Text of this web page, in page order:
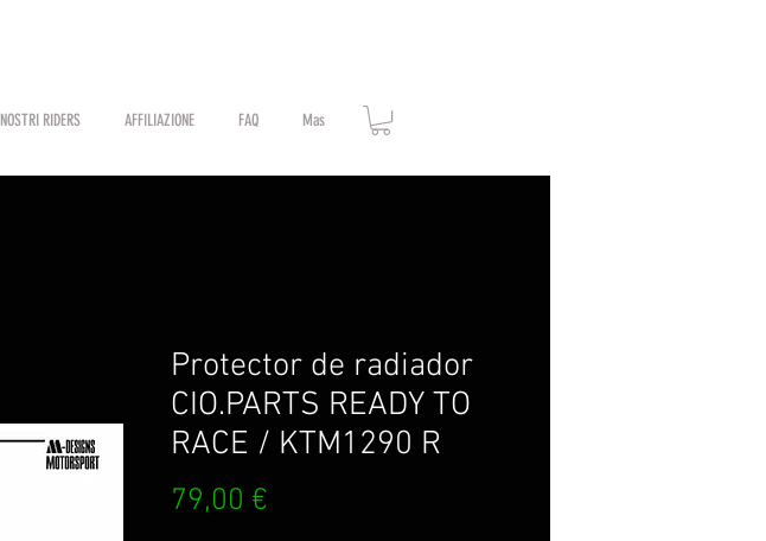
NOSTRI RIDERS AFFILIAZIONE FAQ Mas
Protector de radiador
CIO.PARTS READY TO
RACE / KTM1290 R
79,00 €